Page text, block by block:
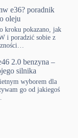
e36? poradnik
oleju
kroku pokazano, jak
i poradzić sobie z
2.0 benzyna –
silnika
wyborem dla
go od jakiegoś